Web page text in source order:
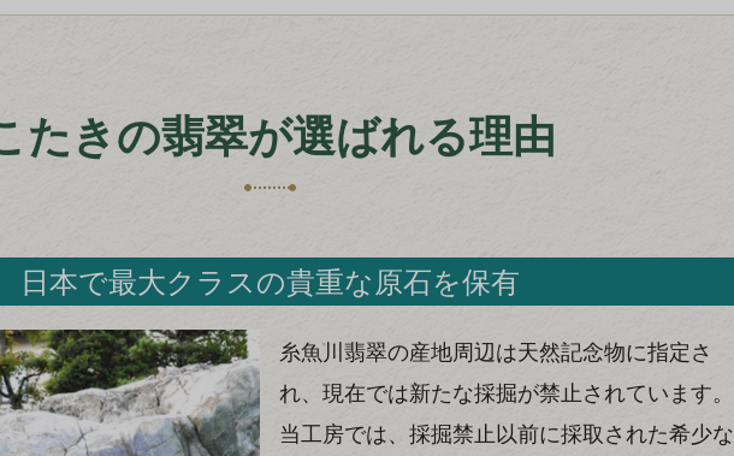
たきの翡翠が選ばれる理由
日本で最大クラスの貴重な原石を保有
糸魚川翡翠の産地周辺は天然記念物に指定さ
れ、現在では新たな採掘が禁止されています。
当工房では、採掘禁止以前に採取された希少な